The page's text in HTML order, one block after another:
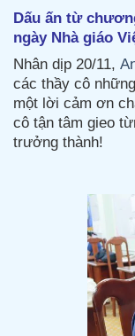
Dấu ấn từ
ngày Nhà giáo
Nhân dịp 20/11,
các thầy cô
một lời cảm ơn
cô tận tâm gieo
trưởng thành!